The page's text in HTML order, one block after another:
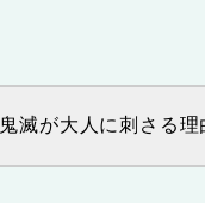
鬼滅が大人に刺さる